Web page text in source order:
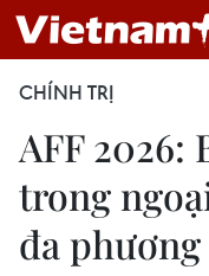
CHÍNH TRỊ
AFF 2026:
trong
đa phương